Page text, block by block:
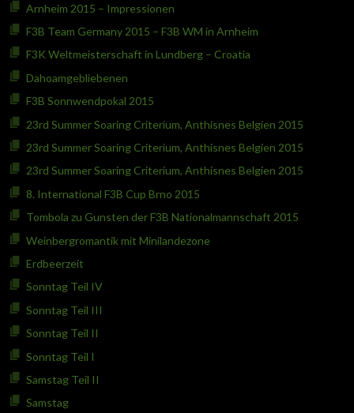
Arnheim 2015 – Impressionen
F3B Team Germany 2015 – F3B WM in Arnheim
F3K Weltmeisterschaft in Lundberg – Croatia
Dahoamgebliebenen
F3B Sonnwendpokal 2015
23rd Summer Soaring Criterium, Anthisnes Belgien 2015
23rd Summer Soaring Criterium, Anthisnes Belgien 2015
23rd Summer Soaring Criterium, Anthisnes Belgien 2015
8. International F3B Cup Brno 2015
Tombola zu Gunsten der F3B Nationalmannschaft 2015
Weinbergromantik mit Minilandezone
Erdbeerzeit
Sonntag Teil IV
Sonntag Teil III
Sonntag Teil II
Sonntag Teil I
Samstag Teil II
Samstag